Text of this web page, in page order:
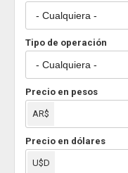
Tipo de operación
Precio en pesos
Precio en dólares